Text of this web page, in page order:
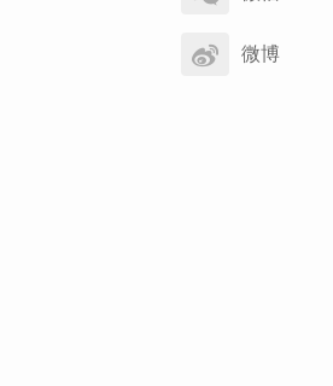
到
微博